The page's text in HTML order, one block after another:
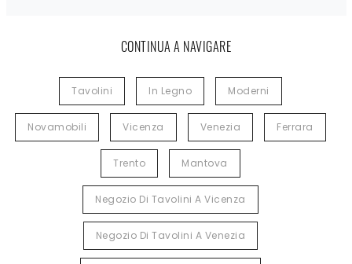
CONTINUA A NAVIGARE
Tavolini In Legno Moderni
Novamobili Vicenza Venezia Ferrara
Trento Mantova
Negozio Di Tavolini A Vicenza
Negozio Di Tavolini A Venezia